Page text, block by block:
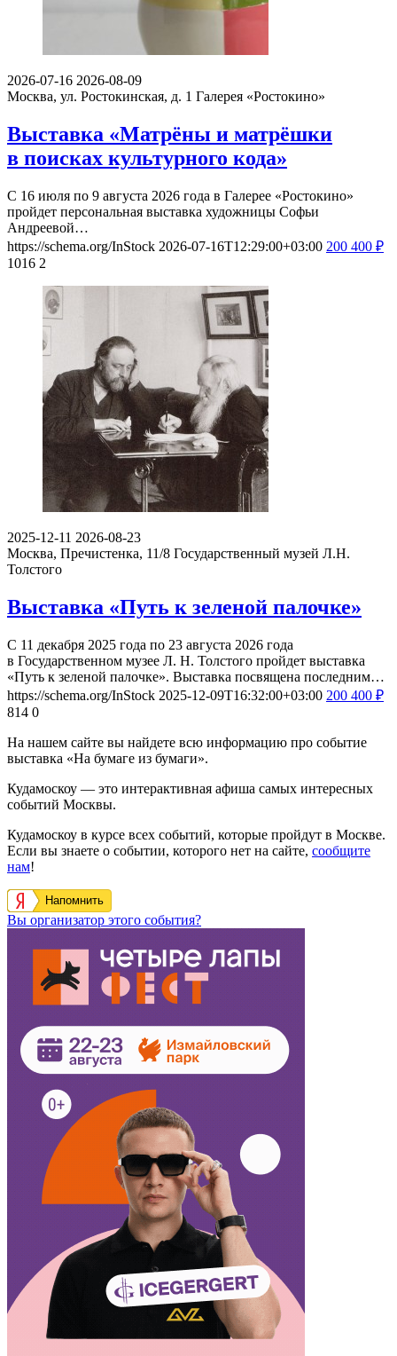
2026-07-16 2026-08-09
Москва, ул. Ростокинская, д. 1 Галерея «Ростокино»
Выставка «Матрёны и матрёшки
в поисках культурного кода»
С 16 июля по 9 августа 2026 года в Галерее «Ростокино»
пройдет персональная выставка художницы Софьи
Андреевой…
https://schema.org/InStock 2026-07-16T12:29:00+03:00 200 400 ₽
1016 2
2025-12-11 2026-08-23
Москва, Пречистенка, 11/8 Государственный музей Л.Н.
Толстого
Выставка «Путь к зеленой палочке»
С 11 декабря 2025 года по 23 августа 2026 года
в Государственном музее Л. Н. Толстого пройдет выставка
«Путь к зеленой палочке». Выставка посвящена последним…
https://schema.org/InStock 2025-12-09T16:32:00+03:00 200 400 ₽
814 0
На нашем сайте вы найдете всю информацию про событие
выставка «На бумаге из бумаги».
Кудамоскоу — это интерактивная афиша самых интересных
событий Москвы.
Кудамоскоу в курсе всех событий, которые пройдут в Москве.
Если вы знаете о событии, которого нет на сайте, сообщите
нам!
Напомнить
Вы организатор этого события?